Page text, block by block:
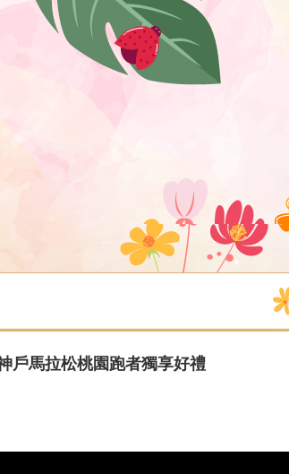
戶馬拉松桃園跑者獨享好禮